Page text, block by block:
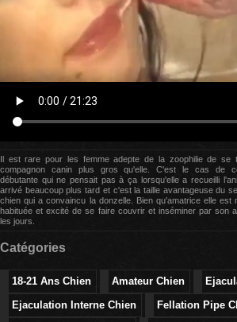
Il est rare pour les femme adepte de la zoophilie de se
compagnon canin plus gros qu'elle. C'est le cas de
débutante qui ne pensait pas à ça lorsqu'elle a recueilli
arrivé beaucoup plus tard et c'est la taille avantageuse du
chien qui a convaincu la donzelle. Bien qu'amatrice elle est
habituée et excité de se faire couvrir et inséminer par son
les jours.
Catégories
18-21 Ans Chien Amateur Chien
Ejaculation Interne Chien
Fellation Pipe